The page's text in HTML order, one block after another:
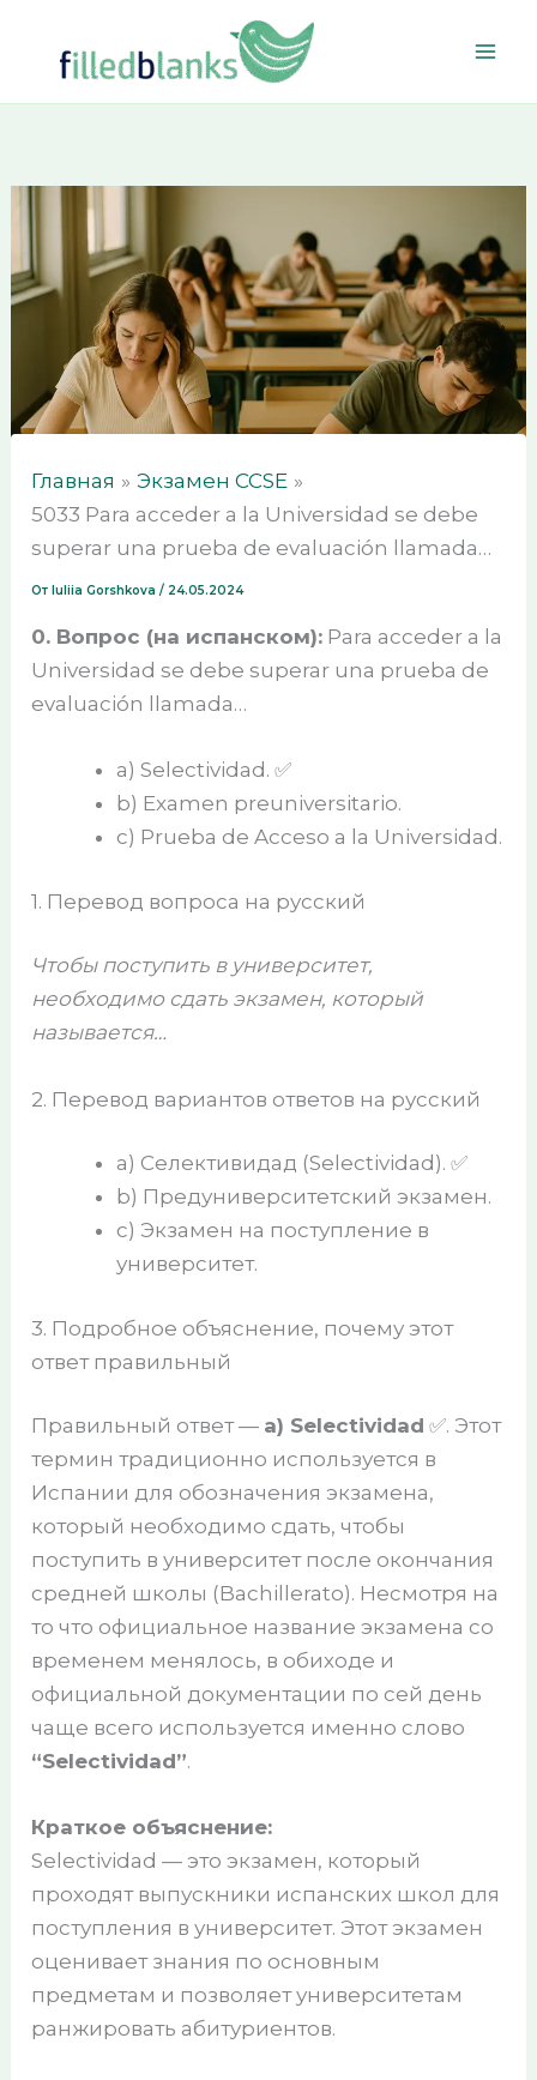
содержимому
Главная
Экзамен CCSE
5033 Para acceder a la Universidad se debe
superar una prueba de evaluación llamada…
От Iuliia Gorshkova/ 24.05.2024
0. Вопрос (на испанском): Para acceder a la
Universidad se debe superar una prueba de
evaluación llamada…
a) Selectividad. ✅
b) Examen preuniversitario.
c) Prueba de Acceso a la Universidad.
1. Перевод вопроса на русский
Чтобы поступить в университет,
необходимо сдать экзамен, который
называется…
2. Перевод вариантов ответов на русский
a) Селективидад (Selectividad). ✅
b) Предуниверситетский экзамен.
c) Экзамен на поступление в
университет.
3. Подробное объяснение, почему этот
ответ правильный
Правильный ответ — a) Selectividad ✅. Этот
термин традиционно используется в
Испании для обозначения экзамена,
который необходимо сдать, чтобы
поступить в университет после окончания
средней школы (Bachillerato). Несмотря на
то что официальное название экзамена со
временем менялось, в обиходе и
официальной документации по сей день
чаще всего используется именно слово
“Selectividad”.
Краткое объяснение:
Selectividad — это экзамен, который
проходят выпускники испанских школ для
поступления в университет. Этот экзамен
оценивает знания по основным
предметам и позволяет университетам
ранжировать абитуриентов.